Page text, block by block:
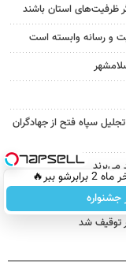
ظرفیت‌های استان باشند
و رسانه وابسته است
سپاه فتح از جهادگران
می‌برند
مهار شد